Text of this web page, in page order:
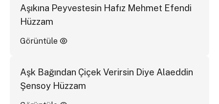
Aşıkına Peyvestesin Hafız Mehmet Efendi
Hüzzam
Görüntüle
Aşk Bağından Çiçek Verirsin Diye Alaeddin
Şensoy Hüzzam